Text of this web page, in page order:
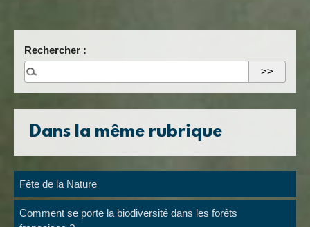
Rechercher :
Dans la même rubrique
Fête de la Nature
Comment se porte la biodiversité dans les forêts